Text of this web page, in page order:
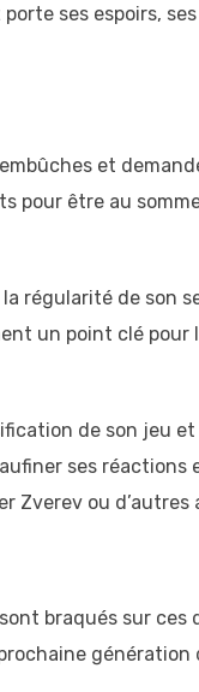
ses espoirs,
et
pour être au
régularité de son
un point clé pour
de son jeu
ses réactions
Zverev ou
braqués sur